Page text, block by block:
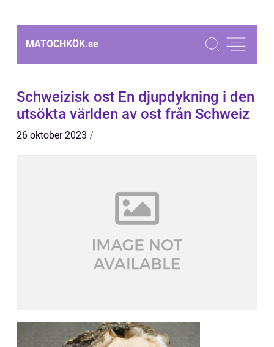
MATOCHKÖK.se
Schweizisk ost En djupdykning i den
utsökta världen av ost från Schweiz
26 oktober 2023